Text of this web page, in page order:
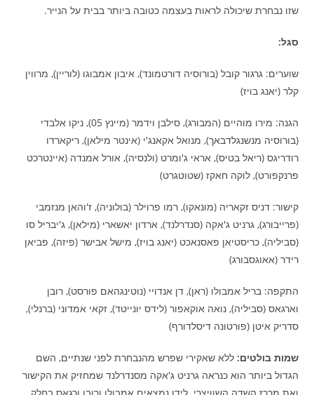
שזו נבחרת שיכולה לראות בעצמה כטובה ביותר בבית על הנייר.
סגל:
שוערים: גרגור קובל (בורוסיה דורטמונד), איבון אמבוגו (לוריין), מרווין
קלר (יאנג בויז)
הגנה: מירו מוהיים (המבורג), סילבן וידמר (מיינץ 05), ניקו אלבדי
(בורוסיה מנשנגלדבאך), מנואל אקאנג'י (אינטר מילאן), ריקארדו
רודריגס (ריאל בטיס), אראי ג'ומרט (ולנסיה), אורל אמנדה (איינטרכט
פרנקפורט), לוקה חאקז (שטוטגרט)
קישור: דניס זקאריה (מונאקו), רמו פרוילר (בולוניה), ז'והאן מנזמבי
(פרייבורג), גרניט ג'אקה (סנדרלנד), ארדון יאשארי (מילאן), ג'יבריל סו
(סביליה), כריסטיאן פאסנאכט (יאנג בויז), מישל אבישר (פיזה), פביאן
רידר (אאוגסבורג)
התקפה: בריל אמבולו (ראן), דן אנדויי (נוטינגהאם פורסט), רובן
וארגאס (סביליה), נואה אוקאפור (לידס יונייטד), זקאי אמדוני (ברנלי),
סדריק איטן (פורטונה דיסלדורף)
שמות בולטים: ללא שאקירי שפרש מהנבחרת לפני שנתיים, השם
הגדול ביותר הוא כנראה גרניט ג'אקה מסנדרלנד שמחזיק את הקישור